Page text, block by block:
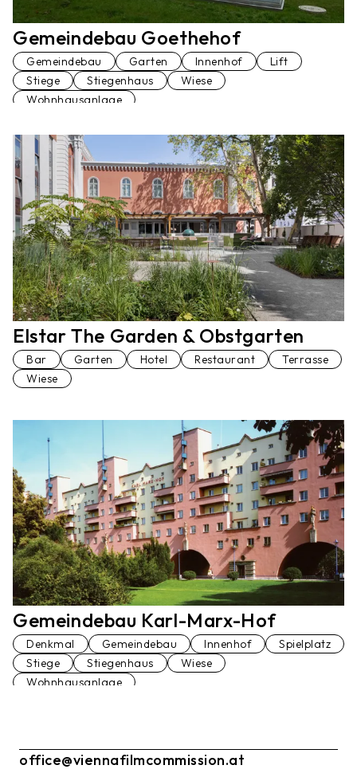
Gemeindebau Goethehof
Gemeindebau Garten Innenhof
Lift
Stiege
Stiegenhaus
Wiese
Wohnhausanlage
Elstar The Garden & Obstgarten
Bar Garten Hotel Restaurant
Terrasse
Wiese
Gemeindebau Karl-Marx-Hof
Denkmal Gemeindebau Innenhof
Spielplatz
Stiege
Stiegenhaus
Wiese
Wohnhausanlage
office@viennafilmcommission.at